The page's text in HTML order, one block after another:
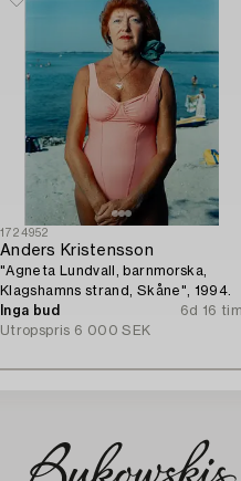
1724952
Anders Kristensson
"Agneta Lundvall, barnmorska,
Klagshamns strand, Skåne", 1994.
Inga bud
6d 16 tim
Utropspris 6 000 SEK